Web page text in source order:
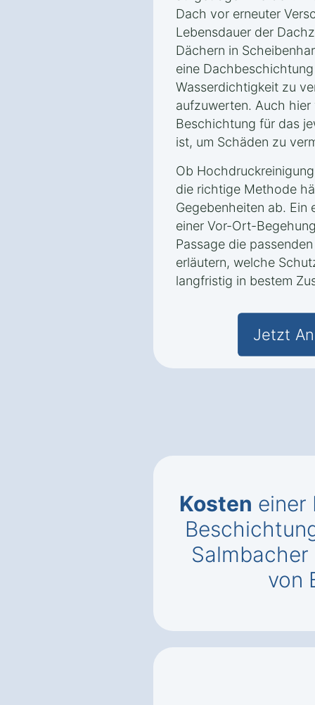
Dach vor erneuter
Lebensdauer der
Dächern in
eine
Wasserdichtigkeit zu
aufzuwerten. Auch
Beschichtung für das
ist, um Schäden zu
Ob
die richtige Methode
Gegebenheiten ab. Ein
einer Vor-Ort-
Passage die
erläutern, welche
langfristig in bestem
Jetzt
Kosten einer
Salmbacher
von